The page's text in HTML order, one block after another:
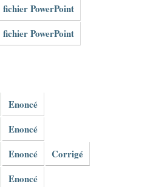
fichier PowerPoint
fichier PowerPoint
Enoncé
Enoncé
Enoncé Corrigé
Enoncé